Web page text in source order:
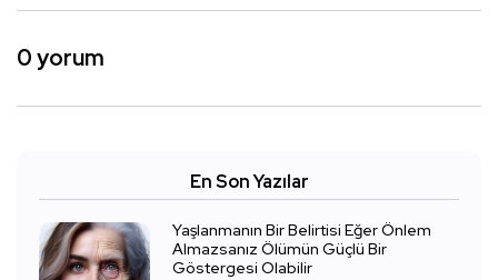
0 yorum
En Son Yazılar
Yaşlanmanın Bir Belirtisi Eğer Önlem
Almazsanız Ölümün Güçlü Bir
Göstergesi Olabilir